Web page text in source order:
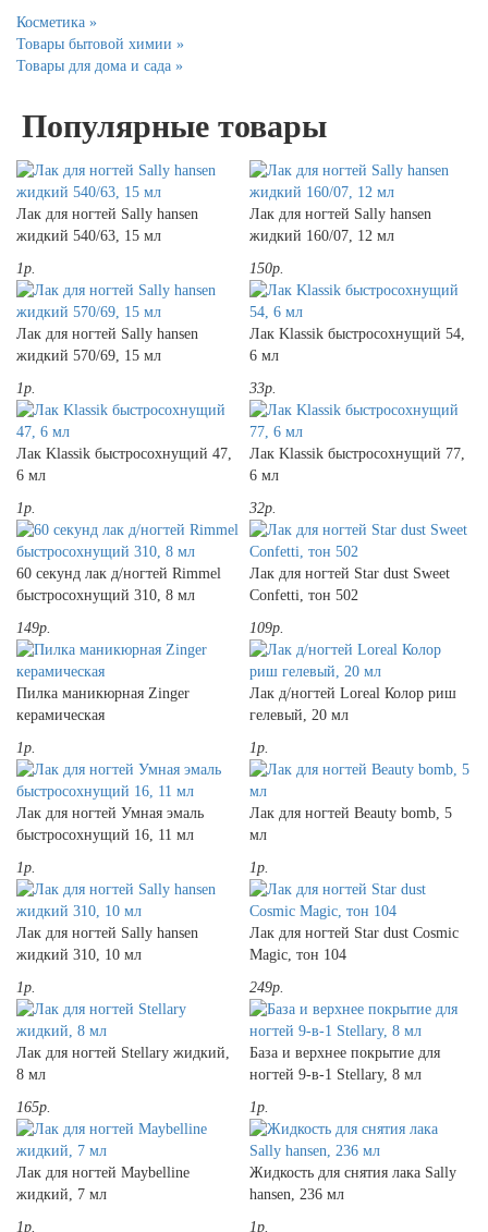
Косметика »
Товары бытовой химии »
Товары для дома и сада »
Популярные товары
Лак для ногтей Sally hansen
жидкий 540/63, 15 мл
1р.
Лак для ногтей Sally hansen
жидкий 160/07, 12 мл
150р.
Лак для ногтей Sally hansen
жидкий 570/69, 15 мл
1р.
Лак Klassik быстросохнущий 54,
6 мл
33р.
Лак Klassik быстросохнущий 47,
6 мл
1р.
Лак Klassik быстросохнущий 77,
6 мл
32р.
60 секунд лак д/ногтей Rimmel
быстросохнущий 310, 8 мл
149р.
Лак для ногтей Star dust Sweet
Confetti, тон 502
109р.
Пилка маникюрная Zinger
керамическая
1р.
Лак д/ногтей Loreal Колор риш
гелевый, 20 мл
1р.
Лак для ногтей Умная эмаль
быстросохнущий 16, 11 мл
1р.
Лак для ногтей Beauty bomb, 5
мл
1р.
Лак для ногтей Sally hansen
жидкий 310, 10 мл
1р.
Лак для ногтей Star dust Cosmic
Magic, тон 104
249р.
Лак для ногтей Stellary жидкий,
8 мл
165р.
База и верхнее покрытие для
ногтей 9-в-1 Stellary, 8 мл
1р.
Лак для ногтей Maybelline
жидкий, 7 мл
1р.
Жидкость для снятия лака Sally
hansen, 236 мл
1р.